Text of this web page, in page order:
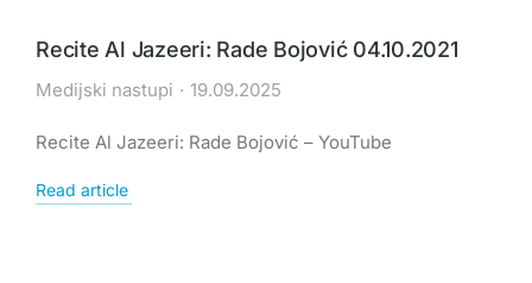
Recite Al Jazeeri: Rade Bojović 04.10.2021
Medijski nastupi 19.09.2025
Recite Al Jazeeri: Rade Bojović – YouTube
Read article